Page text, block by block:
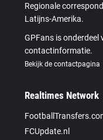
Regionale
Latijns-Amerika.
GPFans is onderdeel
contactinformatie.
Bekijk de contactpagina
Realtimes Network
FCUpdate.nl